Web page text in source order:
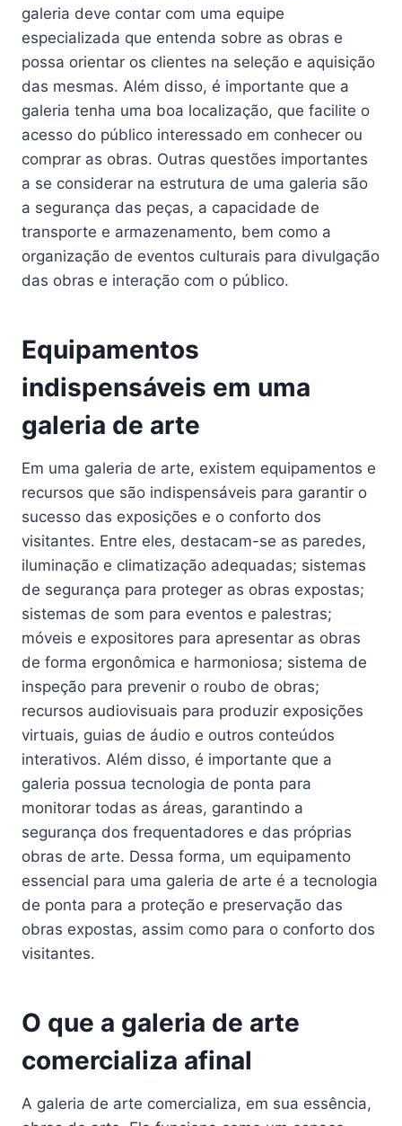
galeria deve contar com uma equipe
especializada que entenda sobre as obras e
possa orientar os clientes na seleção e aquisição
das mesmas. Além disso, é importante que a
galeria tenha uma boa localização, que facilite o
acesso do público interessado em conhecer ou
comprar as obras. Outras questões importantes
a se considerar na estrutura de uma galeria são
a segurança das peças, a capacidade de
transporte e armazenamento, bem como a
organização de eventos culturais para divulgação
das obras e interação com o público.
Equipamentos
indispensáveis em uma
galeria de arte
Em uma galeria de arte, existem equipamentos e
recursos que são indispensáveis para garantir o
sucesso das exposições e o conforto dos
visitantes. Entre eles, destacam-se as paredes,
iluminação e climatização adequadas; sistemas
de segurança para proteger as obras expostas;
sistemas de som para eventos e palestras;
móveis e expositores para apresentar as obras
de forma ergonômica e harmoniosa; sistema de
inspeção para prevenir o roubo de obras;
recursos audiovisuais para produzir exposições
virtuais, guias de áudio e outros conteúdos
interativos. Além disso, é importante que a
galeria possua tecnologia de ponta para
monitorar todas as áreas, garantindo a
segurança dos frequentadores e das próprias
obras de arte. Dessa forma, um equipamento
essencial para uma galeria de arte é a tecnologia
de ponta para a proteção e preservação das
obras expostas, assim como para o conforto dos
visitantes.
O que a galeria de arte
comercializa afinal
A galeria de arte comercializa, em sua essência,